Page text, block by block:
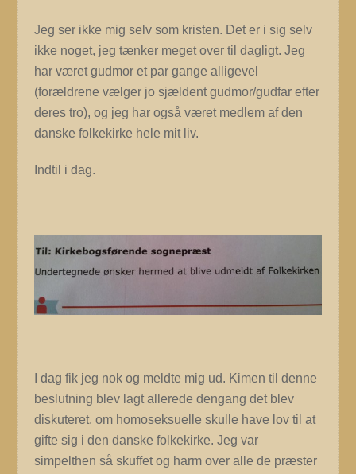
Jeg ser ikke mig selv som kristen. Det er i sig selv
ikke noget, jeg tænker meget over til dagligt. Jeg
har været gudmor et par gange alligevel
(forældrene vælger jo sjældent gudmor/gudfar efter
deres tro), og jeg har også været medlem af den
danske folkekirke hele mit liv.
Indtil i dag.
I dag fik jeg nok og meldte mig ud. Kimen til denne
beslutning blev lagt allerede dengang det blev
diskuteret, om homoseksuelle skulle have lov til at
gifte sig i den danske folkekirke. Jeg var
simpelthen så skuffet og harm over alle de præster